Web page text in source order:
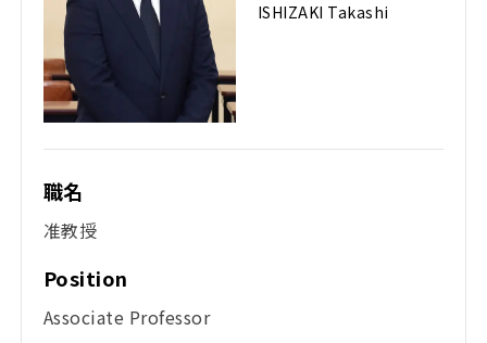
ISHIZAKI Takashi
職名
准教授
Position
Associate Professor